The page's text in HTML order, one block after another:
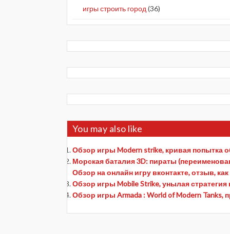
игры строить город (36)
You may also like
Обзор игры Modern strike, кривая попытка
Морская баталия 3D: пираты
Обзор на онлайн игру вконтакте, отзыв, как
Обзор игры Mobile Strike, унылая
Обзор игры Armada : World of Modern